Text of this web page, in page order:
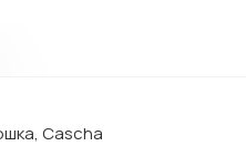
Cascha